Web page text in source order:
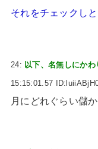
それをチェックし
24: 以下、名無しにか
15:15:01.57
月にどれぐらい儲